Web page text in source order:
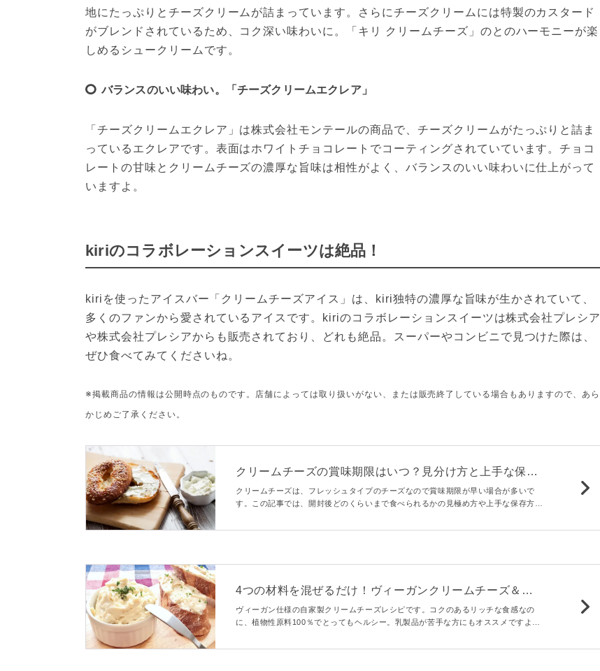
地にたっぷりとチーズクリームが詰まっています。さらにチーズクリームには特製のカスタード
がブレンドされているため、コク深い味わいに。「キリ クリームチーズ」のとのハーモニーが楽
しめるシュークリームです。
バランスのいい味わい。「チーズクリームエクレア」
「チーズクリームエクレア」は株式会社モンテールの商品で、チーズクリームがたっぷりと詰ま
っているエクレアです。表面はホワイトチョコレートでコーティングされていています。チョコ
レートの甘味とクリームチーズの濃厚な旨味は相性がよく、バランスのいい味わいに仕上がって
いますよ。
kiriのコラボレーションスイーツは絶品！
kiriを使ったアイスバー「クリームチーズアイス」は、kiri独特の濃厚な旨味が生かされていて、
多くのファンから愛されているアイスです。kiriのコラボレーションスイーツは株式会社プレシア
や株式会社プレシアからも販売されており、どれも絶品。スーパーやコンビニで見つけた際は、
ぜひ食べてみてくださいね。
※掲載商品の情報は公開時点のものです。店舗によっては取り扱いがない、または販売終了している場合もありますので、あら
かじめご了承ください。
クリームチーズの賞味期限はいつ？見分け方と上手な保存
方法をご紹介
クリームチーズは、フレッシュタイプのチーズなので賞味期限が早い場合が多いで
す。この記事では、開封後どのくらいまで食べられるかの見極め方や上手な保存方法
4つの材料を混ぜるだけ！ヴィーガンクリームチーズ＆や
みつきディップレシピ
ヴィーガン仕様の自家製クリームチーズレシピです。コクのあるリッチな食感なの
に、植物性原料100％でとってもヘルシー。乳製品が苦手な方にもオススメですよ。
ィップへのアレンジも要チェックです！